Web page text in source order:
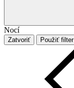
Nocí
Zatvoriť Použiť filter